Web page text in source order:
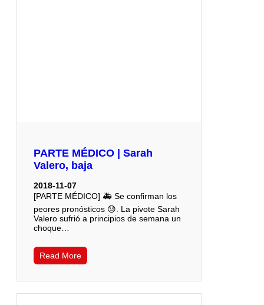
PARTE MÉDICO | Sarah
Valero, baja
2018-11-07
[PARTE MÉDICO] 🚑 Se confirman los
peores pronósticos 😓. La pivote Sarah
Valero sufrió a principios de semana un
choque…
Read More